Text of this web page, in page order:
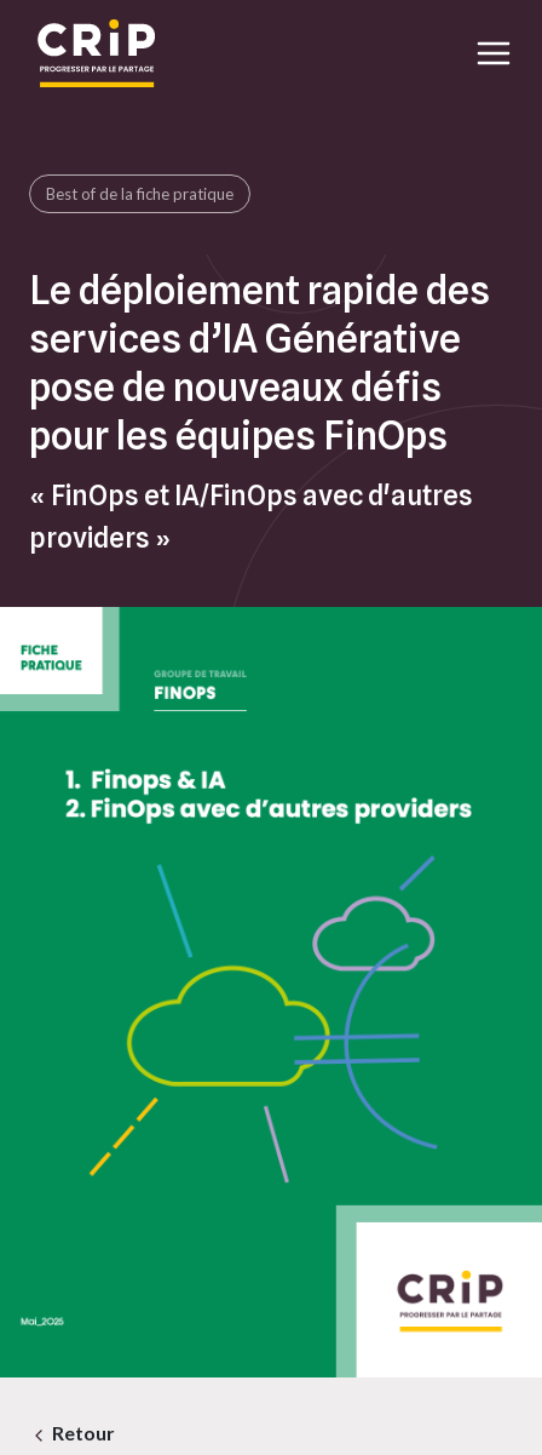
Best of de la fiche pratique
Le déploiement rapide des
services d’IA Générative
pose de nouveaux défis
pour les équipes FinOps
« FinOps et IA/FinOps avec d'autres
providers »
Retour